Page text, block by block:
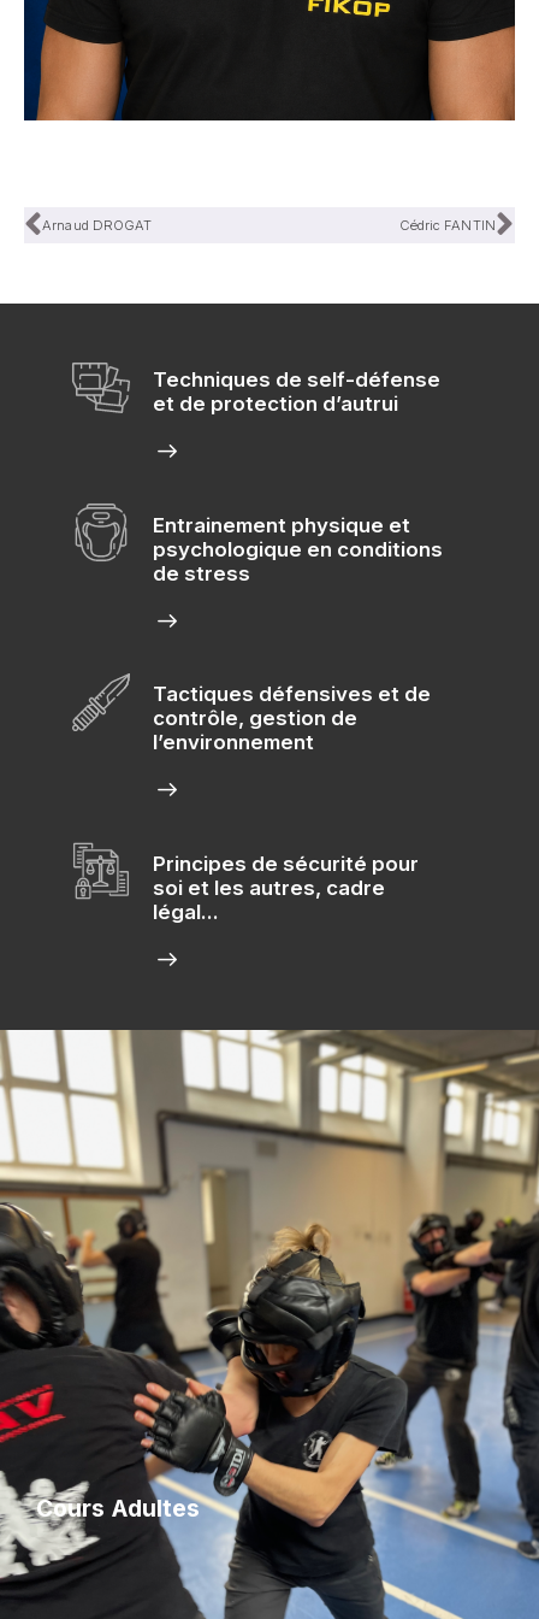
Arnaud DROGAT Cédric FANTIN
Techniques de self-défense
et de protection d’autrui
Entrainement physique et
psychologique en conditions
de stress
Tactiques défensives et de
contrôle, gestion de
l’environnement
Principes de sécurité pour
soi et les autres, cadre
légal...
Cours Adultes